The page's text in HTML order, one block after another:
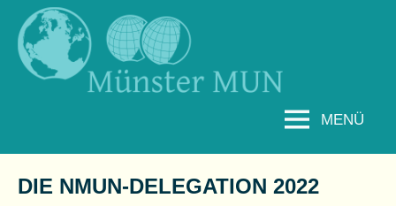
Inhalt
springen
MÜNSTER
V.
MENÜ
DIE NMUN-DELEGATION 2022